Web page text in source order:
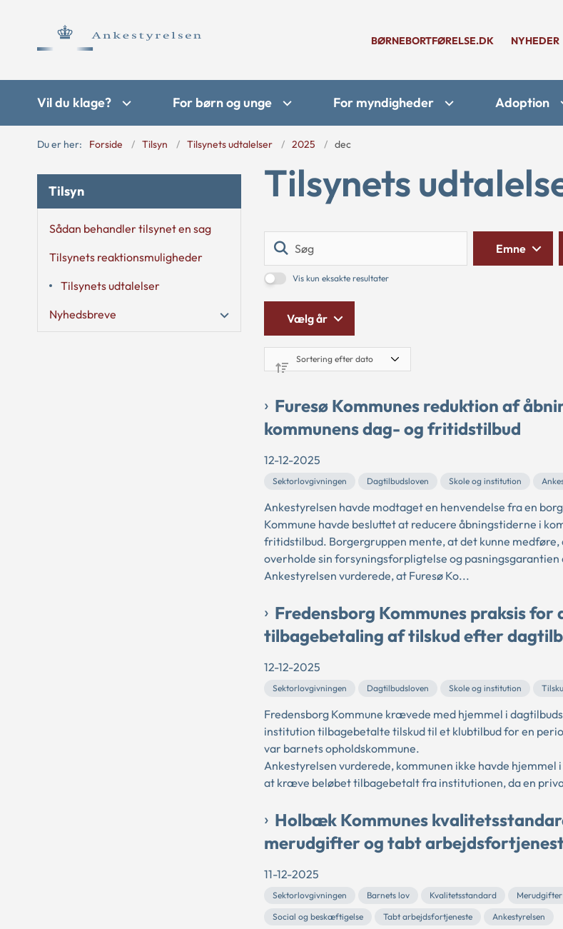
BØRNEBORTFØRELSE.DK NYHEDER
Vil du klage? For børn og unge For myndigheder Adoption
Du er her: Forside Tilsyn Tilsynets udtalelser 2025 dec
Tilsyn
Sådan behandler tilsynet en sag
Tilsynets reaktionsmuligheder
Tilsynets udtalelser
Nyhedsbreve
Tilsynets
Vis kun eksakte resultater
Emne
Vælg år
Furesø Kommunes reduktion af
kommunens dag- og fritidstilbud
12-12-2025
Sektorlovgivningen Dagtilbudsloven Skole og institution
Ankestyrelsen havde modtaget en henvendelse fra en
Kommune havde besluttet at reducere åbningstiderne i
fritidstilbud. Borgergruppen mente, at det kunne medføre,
overholde sin forsyningsforpligtelse og
Ankestyrelsen vurderede, at Furesø Ko...
Fredensborg Kommunes praksis
tilbagebetaling af tilskud efter
12-12-2025
Sektorlovgivningen Dagtilbudsloven Skole og institution
Fredensborg Kommune krævede med hjemmel i
institution tilbagebetalte tilskud til et klubtilbud for en
var barnets opholdskommune.
Ankestyrelsen vurderede, kommunen ikke havde hjemmel
at kræve beløbet tilbagebetalt fra institutionen, da en
Holbæk Kommunes
merudgifter og tabt
11-12-2025
Sektorlovgivningen Barnets lov Kvalitetsstandard Merudgifter
Social og beskæftigelse
Tabt arbejdsfortjeneste Ankestyrelsen